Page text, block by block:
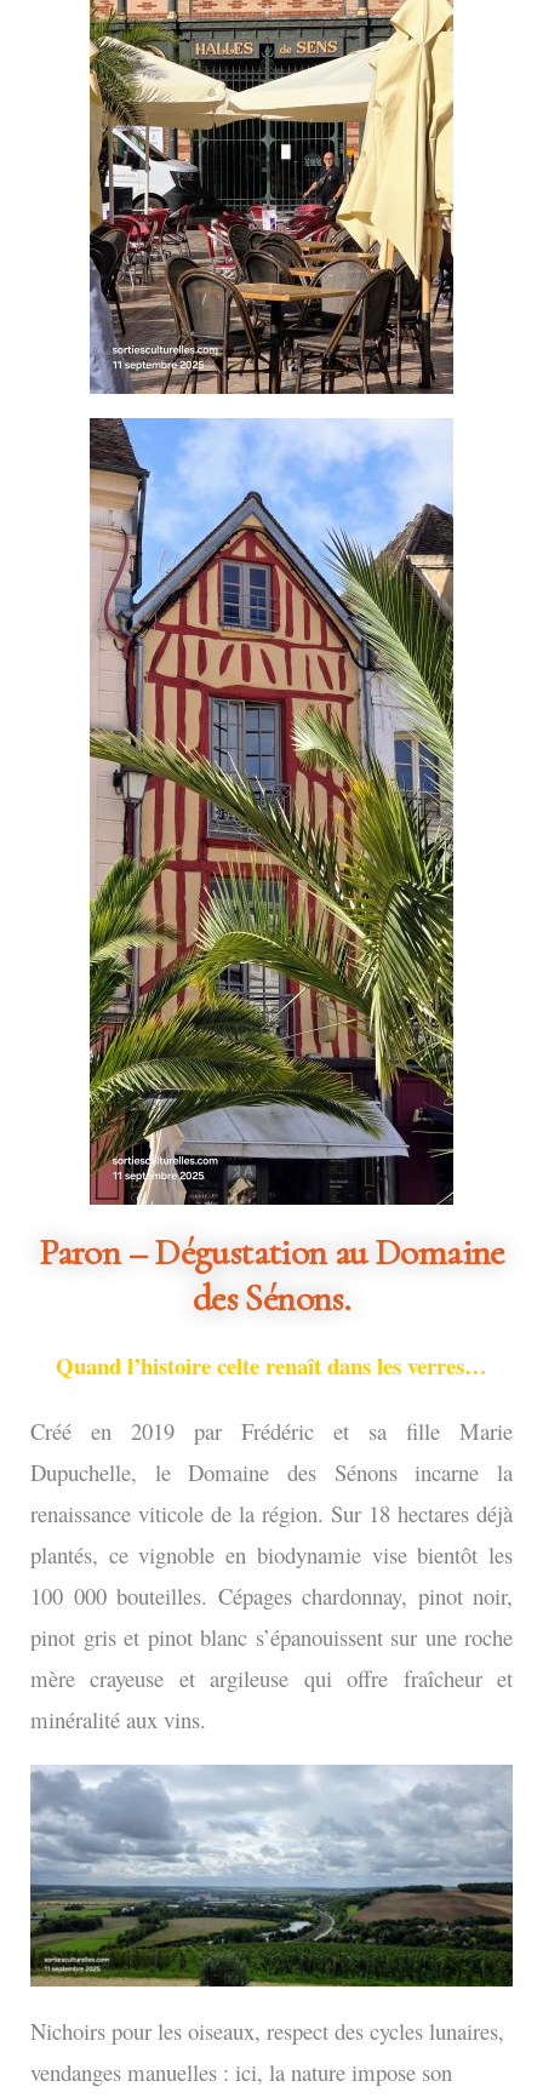
Paron – Dégustation au Domaine
des Sénons.
Quand l’histoire celte renaît dans les verres…
Créé en 2019 par Frédéric et sa fille Marie
Dupuchelle, le Domaine des Sénons incarne la
renaissance viticole de la région. Sur 18 hectares déjà
plantés, ce vignoble en biodynamie vise bientôt les
100 000 bouteilles. Cépages chardonnay, pinot noir,
pinot gris et pinot blanc s’épanouissent sur une roche
mère crayeuse et argileuse qui offre fraîcheur et
minéralité aux vins.
Nichoirs pour les oiseaux, respect des cycles lunaires,
vendanges manuelles : ici, la nature impose son